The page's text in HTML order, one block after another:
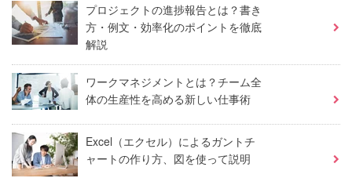
プロジェクトの進捗報告とは？書き
方・例文・効率化のポイントを徹底
解説
ワークマネジメントとは？チーム全
体の生産性を高める新しい仕事術
Excel（エクセル）によるガントチ
ャートの作り方、図を使って説明